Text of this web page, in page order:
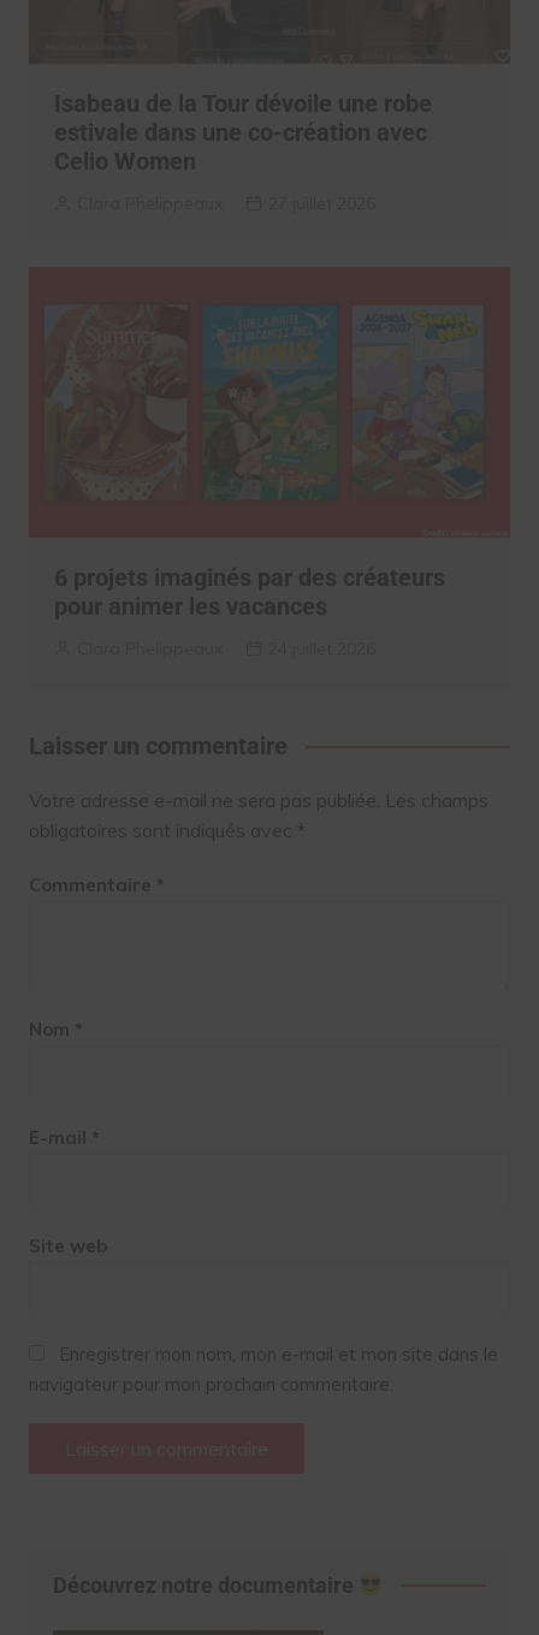
Isabeau de la Tour dévoile une robe
estivale dans une co-création avec
Celio Women
6 projets imaginés par des créateurs
pour animer les vacances
Laisser un commentaire
Votre adresse e-mail ne sera pas publiée. Les champs
obligatoires sont indiqués avec *
Commentaire *
Nom *
E-mail *
Site web
Enregistrer mon nom, mon e-mail et mon site dans le
navigateur pour mon prochain commentaire.
Découvrez notre documentaire